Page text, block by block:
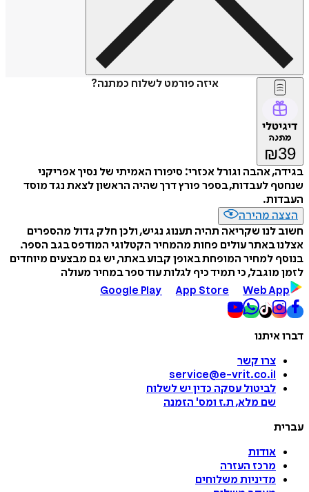
איזה פורמט לשלוח כמתנה?
דיגיטלי
מתנה
₪39
בגידה, אהבה וגורל אכזרי: סיפורו האמיתי של נסיך אפריקני
שנחטף לעבדות, בספר פורץ דרך שהיה הראשון לצאת נגד מוסד
העבדות.
הצצה מהירה
חשוב לנו שקריאה תהיה תענוג נגיש, ולכן חלק גדול מהספרים
אצלנו באתר עולים פחות מהמחיר הקטלוגי המודפס בגב הספר.
בנוסף למחיר המופחת באופן קבוע באתר, יש גם מבצעים מיוחדים
לזמן מוגבל, כי תמיד כיף לגלות עוד ספר במחיר מעולה
Google Play
App Store Web App
דברו איתנו
צרו קשר
service@e-vrit.co.il
לביטול עסקה כדין יש לשלוח
שם מלא, ת.ז ומס' הזמנה
עברית
אודות
מרכז העזרה
מדיניות משלוחים